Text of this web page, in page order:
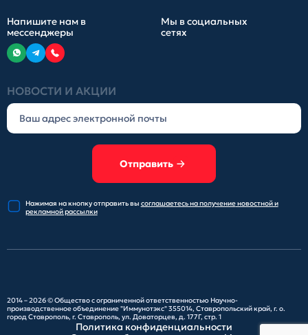
НОВОСТИ И АКЦИИ
Отправить
Нажимая на кнопку отправитьвы соглашаетесь на получениеновостной и
рекламной рассылки
Напишите нам в
мессенджеры
Мы в социальных
сетях
2014 – 2026 ©Общество с ограниченной ответственностью Научно-
производственное объединение "Иммунотэкс"355014, Ставропольский край, г. о.
город Ставрополь, г. Ставрополь, ул. Доваторцев, д. 177Г, стр. 1
Политика конфиденциальности